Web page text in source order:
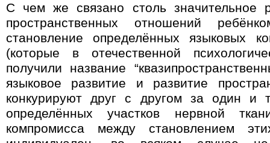
С чем же связано столь значительное
пространственных отношений
становление определённых языковых
(которые в отечественной
получили название
языковое развитие и развитие
конкурируют друг с другом за один и
определённых участков нервной
компромисса между становлением